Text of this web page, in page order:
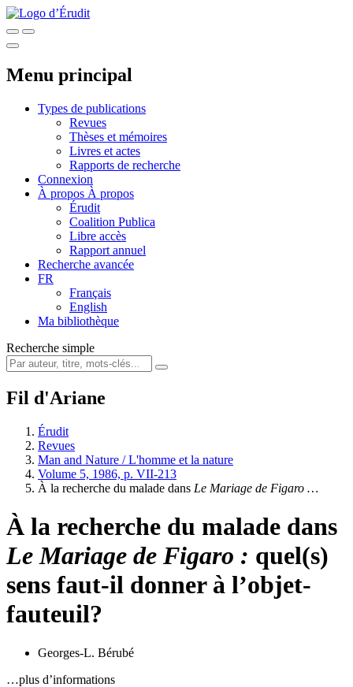
Menu principal
Types de publications
Revues
Thèses et mémoires
Livres et actes
Rapports de recherche
Connexion
À propos À propos
Érudit
Coalition Publica
Libre accès
Rapport annuel
Recherche avancée
FR
Français
English
Ma bibliothèque
Recherche simple
Fil d'Ariane
Érudit
Revues
Man and Nature / L'homme et la nature
Volume 5, 1986, p. VII-213
À la recherche du malade dans Le Mariage de Figaro …
À la recherche du malade dans
Le Mariage de Figaro : quel(s)
sens faut-il donner à l’objet-
fauteuil?
Georges-L. Bérubé
…plus d’informations